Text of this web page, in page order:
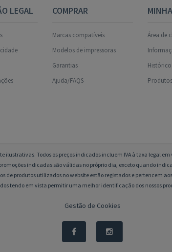
LEGAL COMPRAR
Marcas compatíveis
Modelos de impressoras
Garantias
Ajuda/FAQS
Área de
ilustrativas. Todos os preços indicados incluem IVA à taxa legal
indicadas são válidas no próprio dia, exceto quando
de produtos utilizados no website estão registados e pertencem
tendo em vista permitir uma melhor identificação dos nossos
Gestão de Cookies